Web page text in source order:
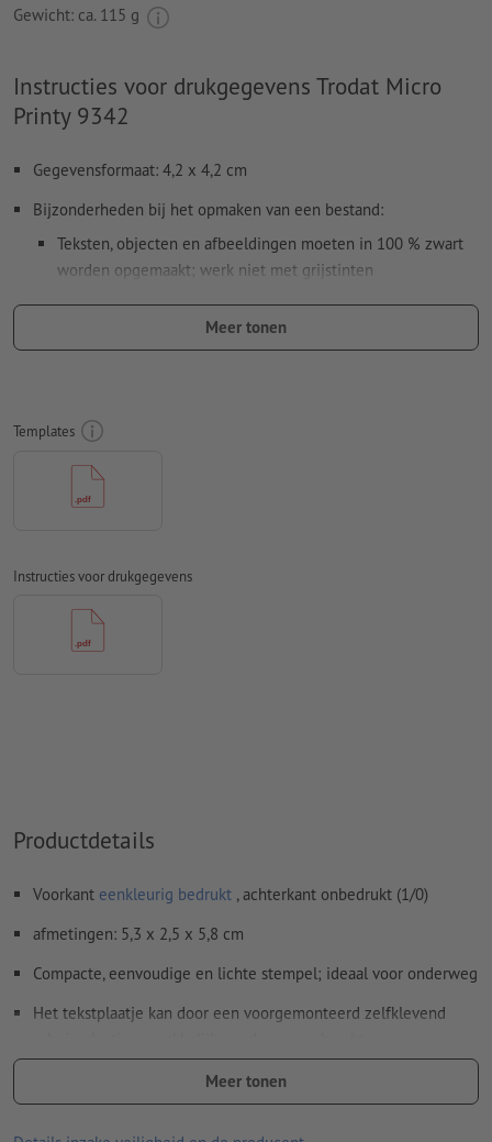
Gewicht: ca. 115 g
Instructies voor drukgegevens Trodat Micro
Printy 9342
Gegevensformaat: 4,2 x 4,2 cm
Bijzonderheden bij het opmaken van een bestand:
Teksten, objecten en afbeeldingen moeten in 100 % zwart
worden opgemaakt; werk niet met grijstinten
Gebruik geen effecten als schaduwen, verlopen, rasters,
Onze tip:
Verdana of Helvetica voor een optimale afdruk
Afstand motief tot het eindformaat: minimaal 1 mm
Resolutie:600 dpi
Hoe maak ik afdrukgegevens correct?
Meer tonen
Templates
Instructies voor drukgegevens
Productdetails
Voorkant eenkleurig bedrukt , achterkant onbedrukt (1/0)
afmetingen: 5,3 x 2,5 x 5,8 cm
Compacte, eenvoudige en lichte stempel; ideaal voor onderweg
Het tekstplaatje kan door een voorgemonteerd zelfklevend
Ontwikkeld voor Trodat-laserrubber met een standaardmaat van
2,3 mm
Meer tonen